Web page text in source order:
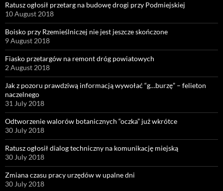
Ratusz ogłosił przetarg na budowę drogi przy Podmiejskiej
10 August 2018
Boisko przy Rzemieślniczej nie jest jeszcze skończone
9 August 2018
Fiasko przetargów na remont dróg powiatowych
2 August 2018
Jak z pozoru prawdziwą informacją wywołać “g…burzę” – felieton
naczelnego
31 July 2018
Odtworzenie walorów botanicznych “oczka” już wkrótce
30 July 2018
Ratusz ogłosił dialog techniczny na komunikację miejską
30 July 2018
Zmiana czasu pracy urzędów w upalne dni
30 July 2018